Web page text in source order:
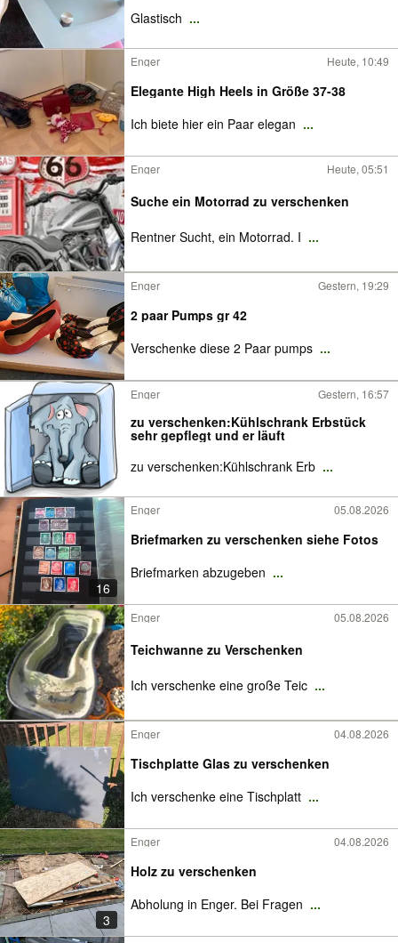
Glastisch ...
Enger Heute, 10:49
Elegante High Heels in Größe 37-38
Ich biete hier ein Paar elegan ...
Enger Heute, 05:51
Suche ein Motorrad zu verschenken
Rentner Sucht, ein Motorrad. I ...
Enger Gestern, 19:29
2 paar Pumps gr 42
Verschenke diese 2 Paar pumps ...
Enger Gestern, 16:57
zu verschenken:Kühlschrank Erbstück
sehr gepflegt und er läuft
zu verschenken:Kühlschrank Erb ...
16
Enger 05.08.2026
Briefmarken zu verschenken siehe Fotos
Briefmarken abzugeben ...
Enger 05.08.2026
Teichwanne zu Verschenken
Ich verschenke eine große Teic ...
Enger 04.08.2026
Tischplatte Glas zu verschenken
Ich verschenke eine Tischplatt ...
3
Enger 04.08.2026
Holz zu verschenken
Abholung in Enger. Bei Fragen ...